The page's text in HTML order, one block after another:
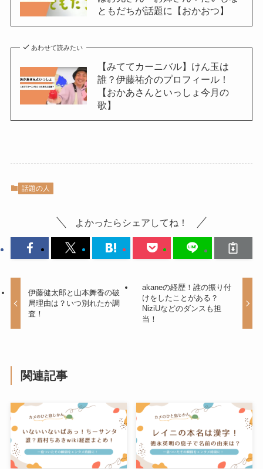
ともだちが話題に【おかおつ】
あわせて読みたい
【みててカーニバル】けん玉は
誰？伊藤祐介のプロフィール！
【おかあさんといっしょ今月の
歌】
話題の人
よかったらシェアしてね！
伊藤健太郎と山本舞香の破
局理由は？いつ別れたか調
査！
akaneの経歴！誰の振り付
けをしたことがある？
NiziUなどのダンスも担
当！
関連記事